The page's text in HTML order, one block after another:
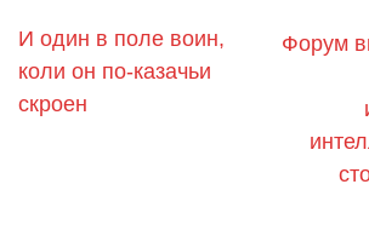
И один в поле воин,
коли он по-казачьи
скроен
Форум